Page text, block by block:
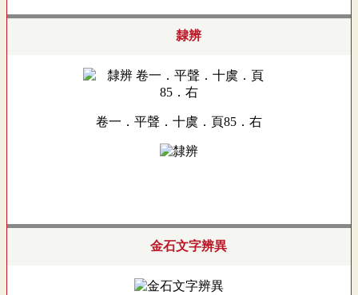
隸辨
卷一．平聲．十虞．頁85．右
金石文字辨異